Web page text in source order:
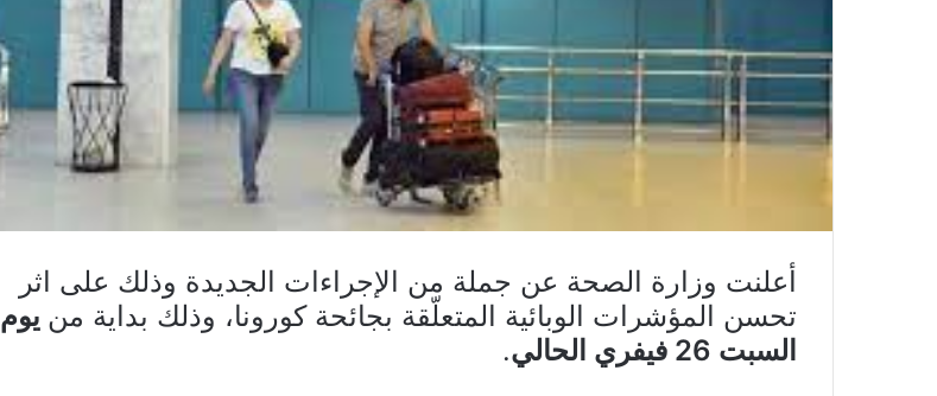
أعلنت وزارة الصحة عن جملة من الإجراءات الجديدة وذلك على اثر
تحسن المؤشرات الوبائية المتعلّقة بجائحة كورونا، وذلك بداية من يوم
السبت 26 فيفري الحالي
.